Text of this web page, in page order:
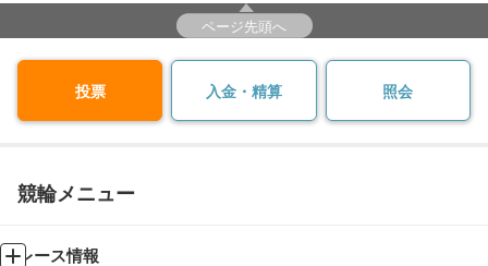
ページ先頭へ
投票 入金・精算 照会
競輪メニュー
レース情報